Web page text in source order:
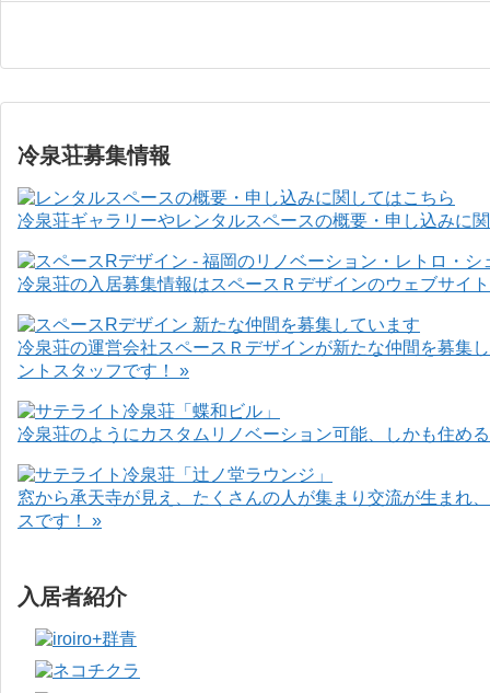
冷泉荘募集情報
冷泉荘ギャラリーやレンタルスペースの概要・申し込みに
冷泉荘の入居募集情報はスペースＲデザインのウェブサイ
冷泉荘の運営会社スペースＲデザインが新たな仲間を募集
ントスタッフです！ »
冷泉荘のようにカスタムリノベーション可能、しかも住め
窓から承天寺が見え、たくさんの人が集まり交流が生まれ
スです！ »
入居者紹介